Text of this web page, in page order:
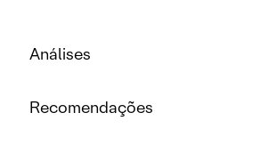
Análises
Recomendações